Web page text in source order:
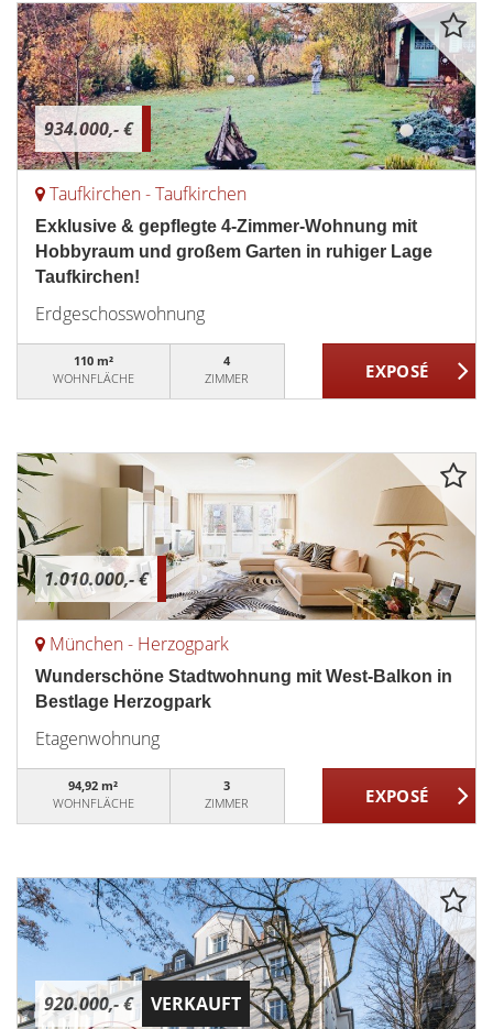
934.000,- €
Taufkirchen - Taufkirchen
Exklusive & gepflegte 4-Zimmer-Wohnung mit
Hobbyraum und großem Garten in ruhiger Lage
Taufkirchen!
Erdgeschosswohnung
110 m²
WOHNFLÄCHE
4
ZIMMER
1.010.000,- €
München - Herzogpark
Wunderschöne Stadtwohnung mit West-Balkon in
Bestlage Herzogpark
Etagenwohnung
94,92 m²
WOHNFLÄCHE
3
ZIMMER
920.000,- € VERKAUFT